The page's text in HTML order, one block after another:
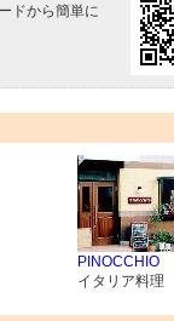
ドから簡単に
PINOCCHIO
イタリア料理